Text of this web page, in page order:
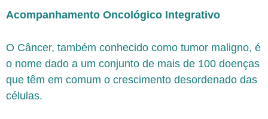
Acompanhamento Oncológico Integrativo
O Câncer, também conhecido como tumor maligno, é
o nome dado a um conjunto de mais de 100 doenças
que têm em comum o crescimento desordenado das
células.